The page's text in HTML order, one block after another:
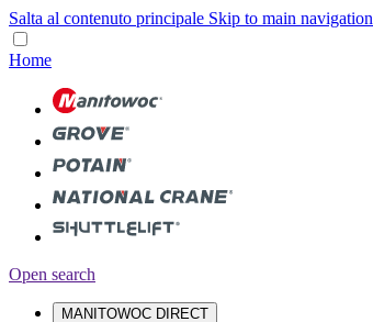
Salta al contenuto principale Skip to main navigation
Home
Open search
MANITOWOC DIRECT